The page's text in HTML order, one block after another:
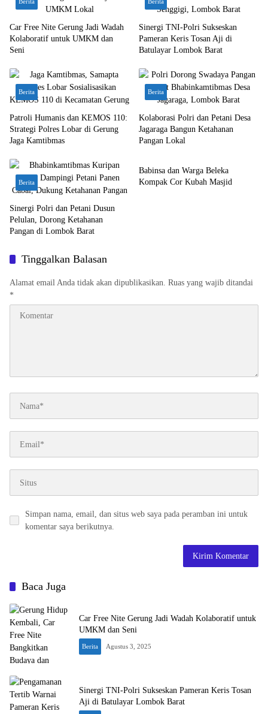
Car Free Nite Gerung Jadi Wadah
Kolaboratif untuk UMKM dan
Seni
Sinergi TNI-Polri Sukseskan
Pameran Keris Tosan Aji di
Batulayar Lombok Barat
Berita
Patroli Humanis dan KEMOS 110:
Strategi Polres Lobar di Gerung
Jaga Kamtibmas
Berita
Kolaborasi Polri dan Petani Desa
Jagaraga Bangun Ketahanan
Pangan Lokal
Berita
Sinergi Polri dan Petani Dusun
Pelulan, Dorong Ketahanan
Pangan di Lombok Barat
Bakti Sosial
Babinsa dan Warga Beleka
Kompak Cor Kubah Masjid
Tinggalkan Balasan
Alamat email Anda tidak akan dipublikasikan. Ruas yang wajib ditandai
*
Simpan nama, email, dan situs web saya pada peramban ini untuk
komentar saya berikutnya.
Baca Juga
Car Free Nite Gerung Jadi Wadah Kolaboratif untuk
UMKM dan Seni
Berita Agustus 3, 2025
Sinergi TNI-Polri Sukseskan Pameran Keris Tosan
Aji di Batulayar Lombok Barat